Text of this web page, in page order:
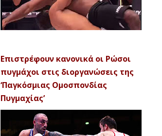
Επιστρέφουν κανονικά οι Ρώσοι
πυγμάχοι στις διοργανώσεις της
‘Παγκόσμιας Ομοσπονδίας
Πυγμαχίας’